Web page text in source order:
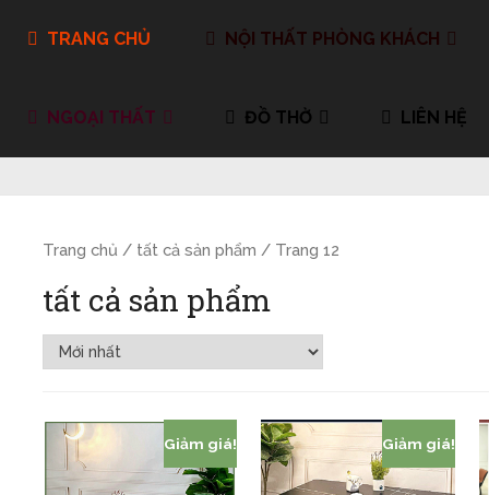
TRANG CHỦ NỘI THẤT PHÒNG KHÁCH
NGOẠI THẤT ĐỒ THỜ LIÊN HỆ
Trang chủ / tất cả sản phẩm / Trang 12
tất cả sản phẩm
Giảm giá! Giảm giá!